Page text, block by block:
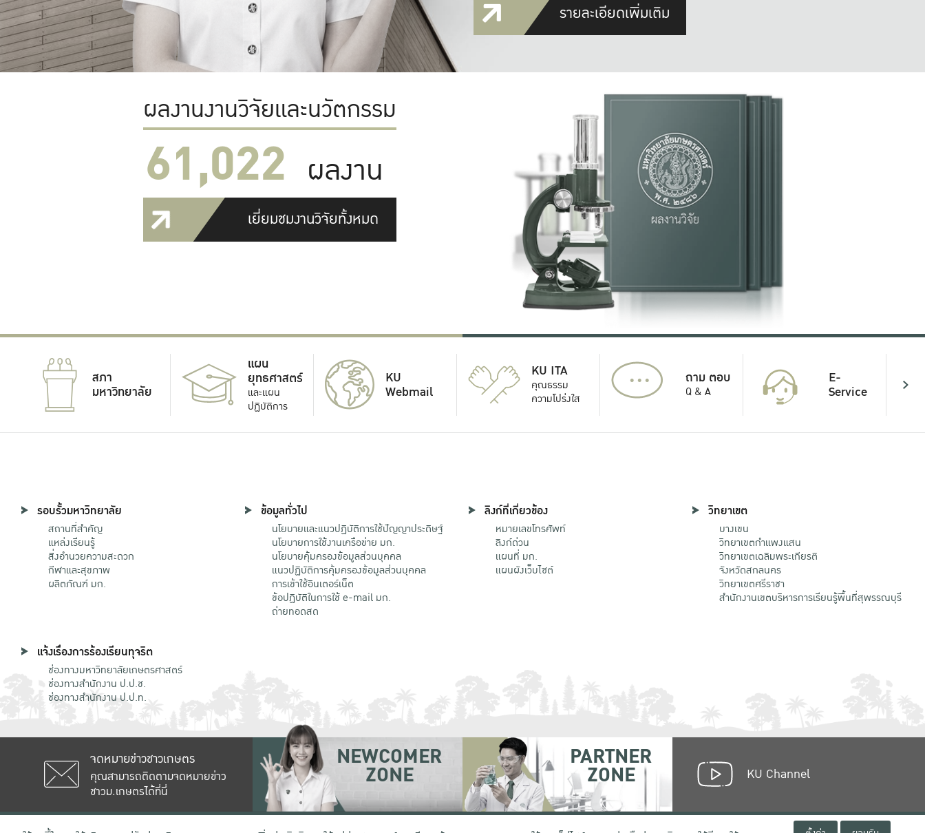
รายละเอียดเพิ่มเติม
ผลงานงานวิจัยและนวัตกรรม
61,022 ผลงาน
เยี่ยมชมงานวิจัยทั้งหมด
สภา
มหาวิทยาลัย
แผน
ยุทธศาสตร์
และแผน
ปฏิบัติการ
KU
Webmail
KU ITA
คุณธรรม
ความโปร่งใส
... ถาม ตอบ
Q & A
E-
Service
รอบรั้วมหาวิทยาลัย
สถานที่สำคัญ
แหล่งเรียนรู้
สิ่งอำนวยความสะดวก
กีฬาและสุขภาพ
ผลิตภัณฑ์ มก.
ข้อมูลทั่วไป
นโยบายและแนวปฏิบัติการใช้ปัญญาประดิษฐ์
นโยบายการใช้งานเครือข่าย มก.
นโยบายคุ้มครองข้อมูลส่วนบุคคล
แนวปฏิบัติการคุ้มครองข้อมูลส่วนบุคคล
การเข้าใช้อินเตอร์เน็ต
ข้อปฏิบัติในการใช้ e-mail มก.
ถ่ายทอดสด
ลิงก์ที่เกี่ยวข้อง
หมายเลขโทรศัพท์
ลิงก์ด่วน
แผนที่ มก.
แผนผังเว็บไซต์
วิทยาเขต
บางเขน
วิทยาเขตกําแพงแสน
วิทยาเขตเฉลิมพระเกียรติ
จังหวัดสกลนคร
วิทยาเขตศรีราชา
สำนักงานเขตบริหารการเรียนรู้พื้นที่สุพรรณบุรี
แจ้งเรื่องการร้องเรียนทุจริต
ช่องทางมหาวิทยาลัยเกษตรศาสตร์
ช่องทางสำนักงาน ป.ป.ช.
ช่องทางสำนักงาน ป.ป.ท.
จดหมายข่าวชาวเกษตร
คุณสามารถติดตามจดหมายข่าว
ชาวม.เกษตรได้ที่นี่
NEWCOMER
ZONE
PARTNER
ZONE KU Channel